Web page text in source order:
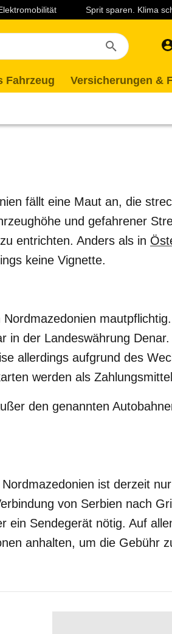
Sprit sparen. Klima
Fahrzeug Versicherungen &
fällt eine Maut an, die
und gefahrener
entrichten. Anders als in
keine Vignette.
in der Landeswährung
allerdings aufgrund des
werden als
den genannten
ist derzeit
von Serbien nach
ein Sendegerät nötig. Auf
anhalten, um die Gebühr